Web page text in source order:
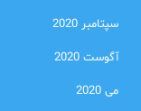
سپتامبر 2020
آگوست 2020
می 2020